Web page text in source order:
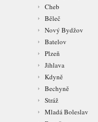
Cheb
Běleč
Nový Bydžov
Batelov
Plzeň
Jihlava
Kdyně
Bechyně
Stráž
Mladá Boleslav